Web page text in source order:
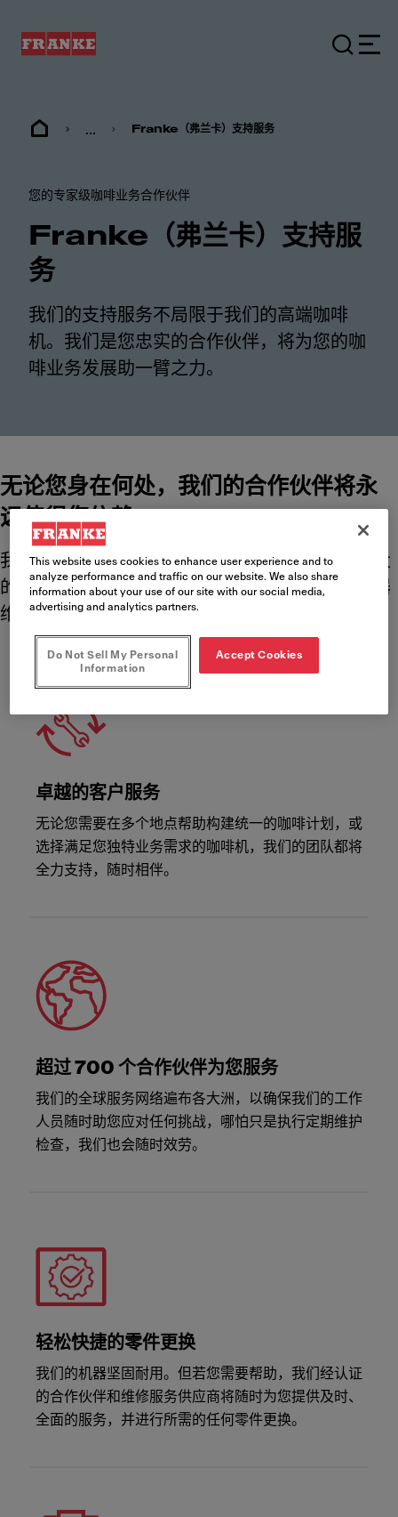
... Franke（弗兰卡）支持服务
您的专家级咖啡业务合作伙伴
Franke（弗兰卡）支持服
务
我们的支持服务不局限于我们的高端咖啡
机。我们是您忠实的合作伙伴，将为您的咖
啡业务发展助一臂之力。
无论您身在何处，我们的合作伙伴将永
远值得您信赖
我们经全面培训和可靠认证的合作伙伴构成了庞大
的网络，可为您提供各种服务和解决方案，从机器
维护到用户培训，无所不包。
Meet Franke
卓越的客户服务
无论您需要在多个地点帮助构建统一的咖啡计划，或
选择满足您独特业务需求的咖啡机，我们的团队都将
全力支持，随时相伴。
超过 700 个合作伙伴为您服务
我们的全球服务网络遍布各大洲，以确保我们的工作
人员随时助您应对任何挑战，哪怕只是执行定期维护
检查，我们也会随时效劳。
轻松快捷的零件更换
我们的机器坚固耐用。但若您需要帮助，我们经认证
的合作伙伴和维修服务供应商将随时为您提供及时、
全面的服务，并进行所需的任何零件更换。
This website uses cookies to enhance user experience and to
analyze performance and traffic on our website. We also share
information about your use of our site with our social media,
advertising and analytics partners.
Do Not Sell My Personal
Information
Accept Cookies